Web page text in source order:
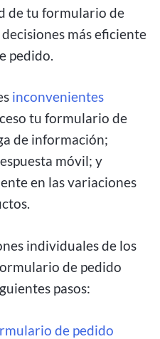
de tu formulario de
más eficiente
pedido.
inconvenientes
tu formulario de
de información;
móvil; y
en las variaciones
individuales de los
de pedido
pasos:
de pedido